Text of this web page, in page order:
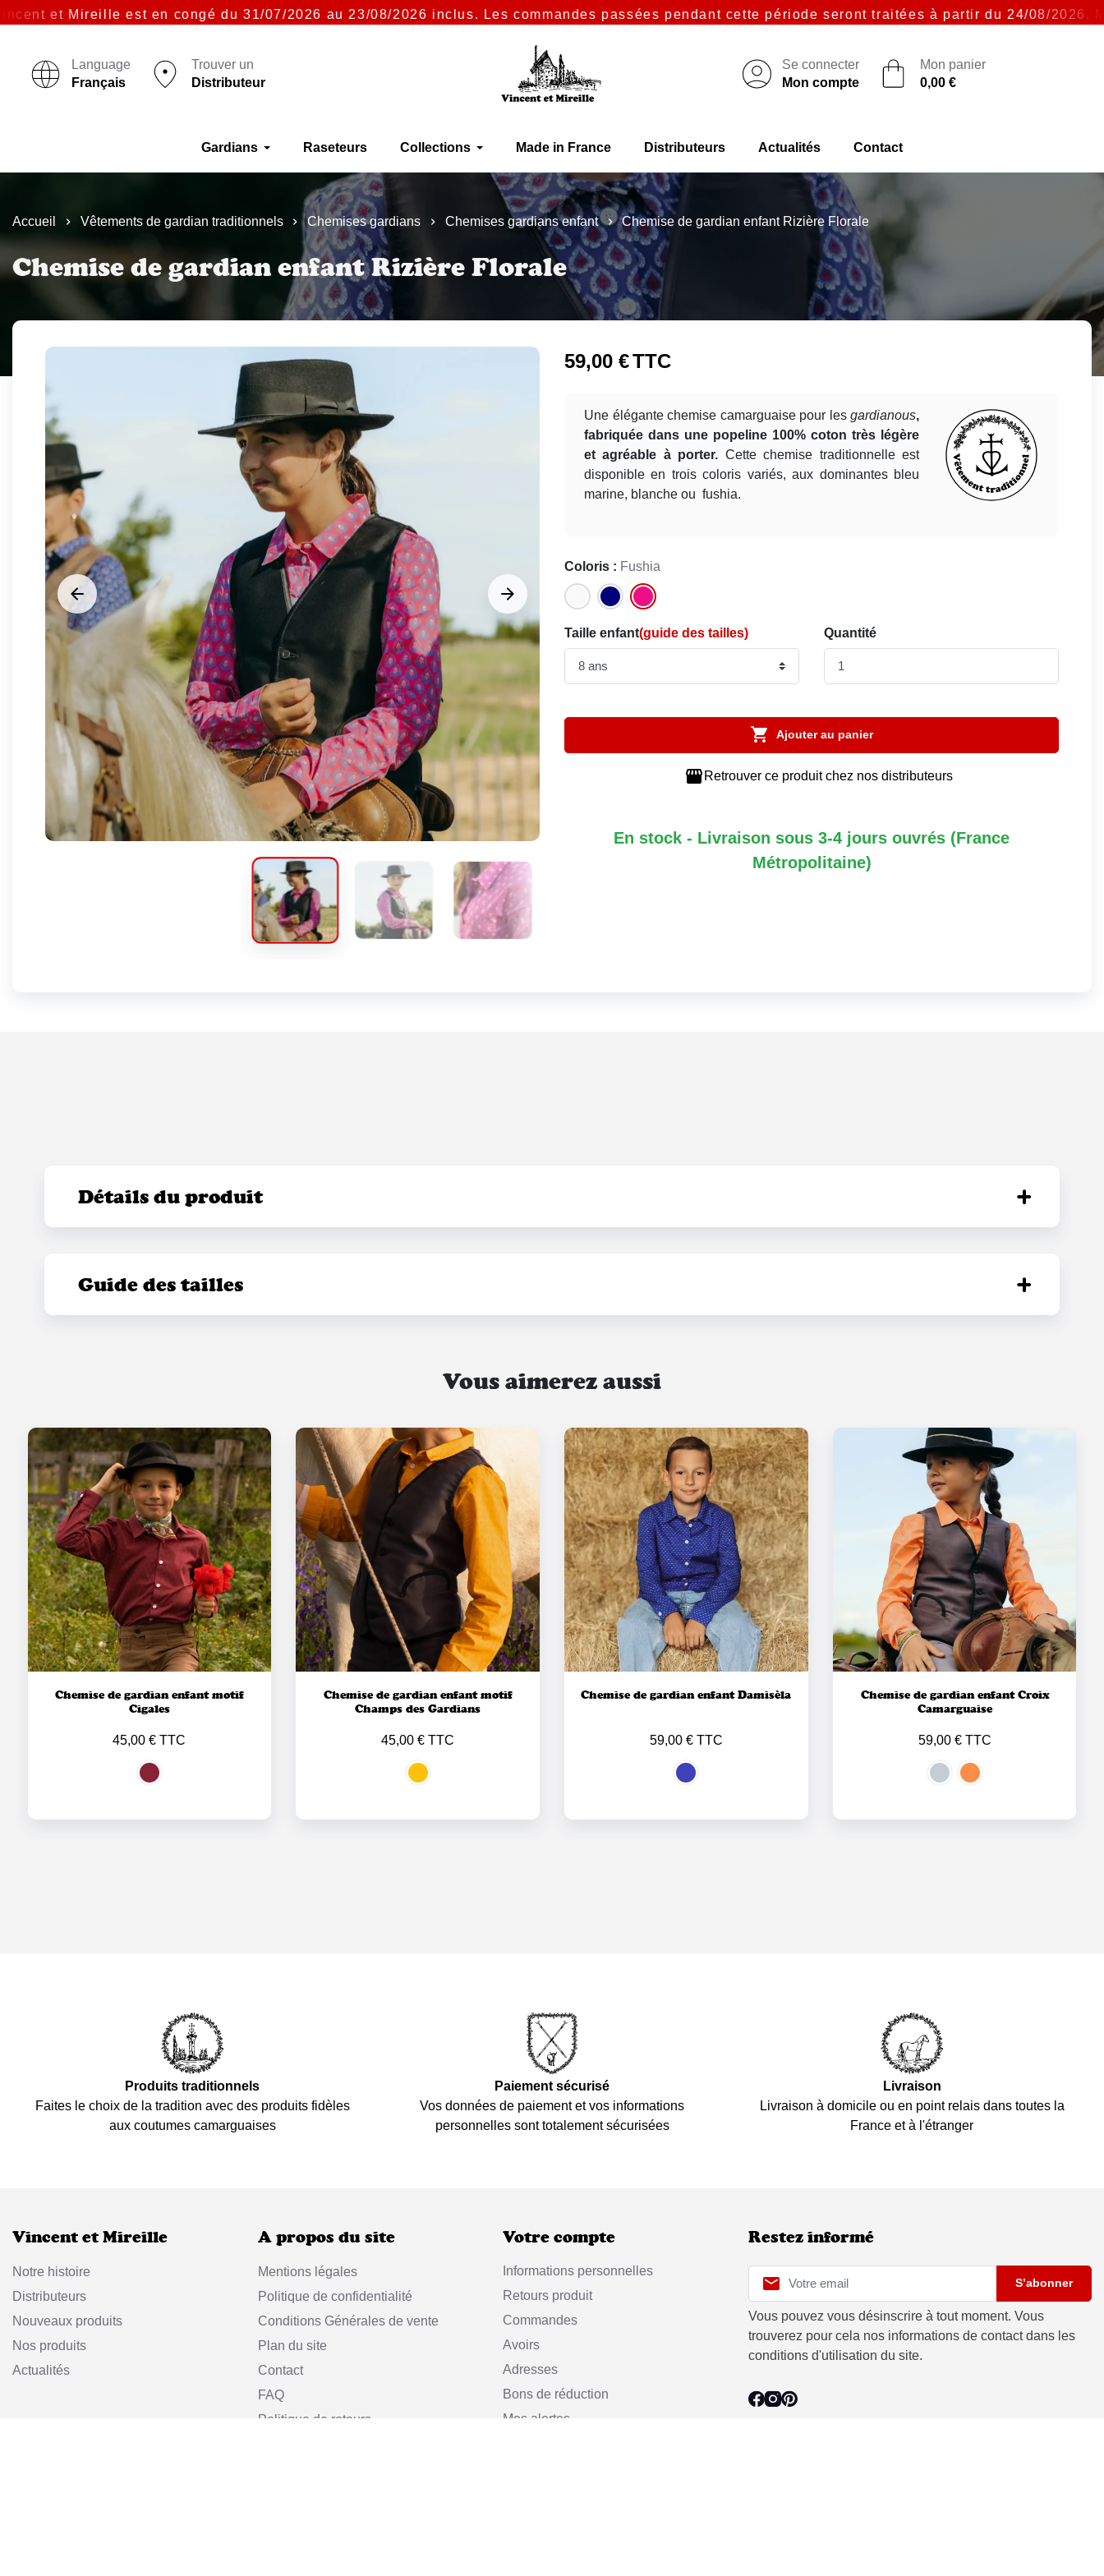
et Mireille est en congé du 31/07/2026 au 23/08/2026 inclus. Les commandes passées pendant cette période seront traitées à partir du 24/08/2026. Merci
Language
Français
Trouver un
Distributeur
Se connecter
Mon compte
Mon panier
0,00 €
Gardians Raseteurs Collections Made in France Distributeurs Actualités Contact
Accueil Vêtements de gardian traditionnels Chemises gardians Chemises gardians enfant Chemise de gardian enfant Rizière Florale
Chemise de gardian enfant Rizière Florale
 
 
 
 
 
 
 
59,00 €TTC
Une élégante chemise camarguaise pour les gardianous,
fabriquée dans une popeline 100% coton très légère
et agréable à porter. Cette chemise traditionnelle est
disponible en trois coloris variés, aux dominantes bleu
marine, blanche ou fushia.
Coloris : Fushia
Taille enfant(guide des tailles) Quantité
 Ajouter au panier
 Retrouver ce produit chez nos distributeurs
En stock - Livraison sous 3-4 jours ouvrés (France
Métropolitaine)
Détails du produit
Guide des tailles
Vous aimerez aussi
Chemise de gardian enfant motif
Cigales
45,00 € TTC
Chemise de gardian enfant motif
Champs des Gardians
45,00 € TTC
Chemise de gardian enfant Damisèla
59,00 € TTC
Chemise de gardian enfant Croix
Camarguaise
59,00 € TTC
Produits traditionnels
Faites le choix de la tradition avec des produits fidèles
aux coutumes camarguaises
Paiement sécurisé
Vos données de paiement et vos informations
personnelles sont totalement sécurisées
Livraison
Livraison à domicile ou en point relais dans toutes la
France et à l'étranger
Vincent et Mireille
Notre histoire
Distributeurs
Nouveaux produits
Nos produits
Actualités
A propos du site
Mentions légales
Politique de confidentialité
Conditions Générales de vente
Plan du site
Contact
FAQ
Politique de retours
Votre compte
Informations personnelles
Retours produit
Commandes
Avoirs
Adresses
Bons de réduction
Mes alertes
Restez informé
 S’abonner
Vous pouvez vous désinscrire à tout moment. Vous
trouverez pour cela nos informations de contact dans les
conditions d'utilisation du site.